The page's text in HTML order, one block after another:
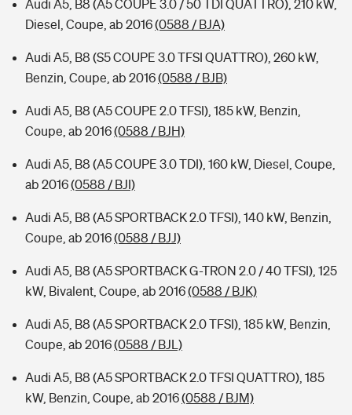
Audi A5, B8 (A5 COUPE 3.0 / 50 TDI QUATTRO), 210 kW,
Diesel, Coupe, ab 2016(0588 / BJA)
Audi A5, B8 (S5 COUPE 3.0 TFSI QUATTRO), 260 kW,
Benzin, Coupe, ab 2016(0588 / BJB)
Audi A5, B8 (A5 COUPE 2.0 TFSI), 185 kW, Benzin,
Coupe, ab 2016(0588 / BJH)
Audi A5, B8 (A5 COUPE 3.0 TDI), 160 kW, Diesel, Coupe,
ab 2016(0588 / BJI)
Audi A5, B8 (A5 SPORTBACK 2.0 TFSI), 140 kW, Benzin,
Coupe, ab 2016(0588 / BJJ)
Audi A5, B8 (A5 SPORTBACK G-TRON 2.0 / 40 TFSI), 125
kW, Bivalent, Coupe, ab 2016(0588 / BJK)
Audi A5, B8 (A5 SPORTBACK 2.0 TFSI), 185 kW, Benzin,
Coupe, ab 2016(0588 / BJL)
Audi A5, B8 (A5 SPORTBACK 2.0 TFSI QUATTRO), 185
kW, Benzin, Coupe, ab 2016(0588 / BJM)